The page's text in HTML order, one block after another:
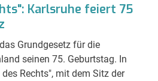
Karlsruhe feiert 75
Grundgesetz für die
seinen 75. Geburtstag. In
Rechts", mit dem Sitz der